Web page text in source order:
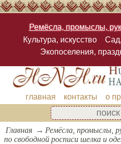
Ремёсла, промыслы,
Культура, искусство
Экопоселения,
главная контакты о
Главная Ремёсла, промыслы,
по свободной росписи шелка и